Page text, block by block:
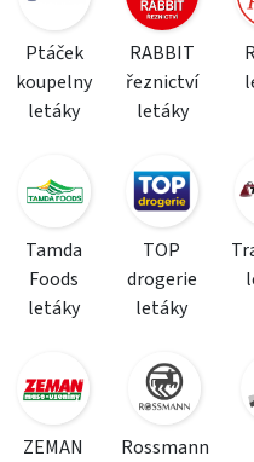
Ptáček
koupelny
letáky
RABBIT
řeznictví
letáky
Tamda
Foods
letáky
TOP
drogerie
letáky
ZEMAN
Rossmann